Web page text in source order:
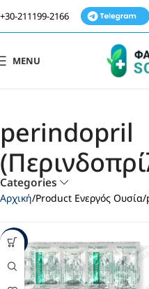
+30-211199-2166
MENU
perindopril
Categories
Αρχική Product Ενεργός Ουσία
-37%